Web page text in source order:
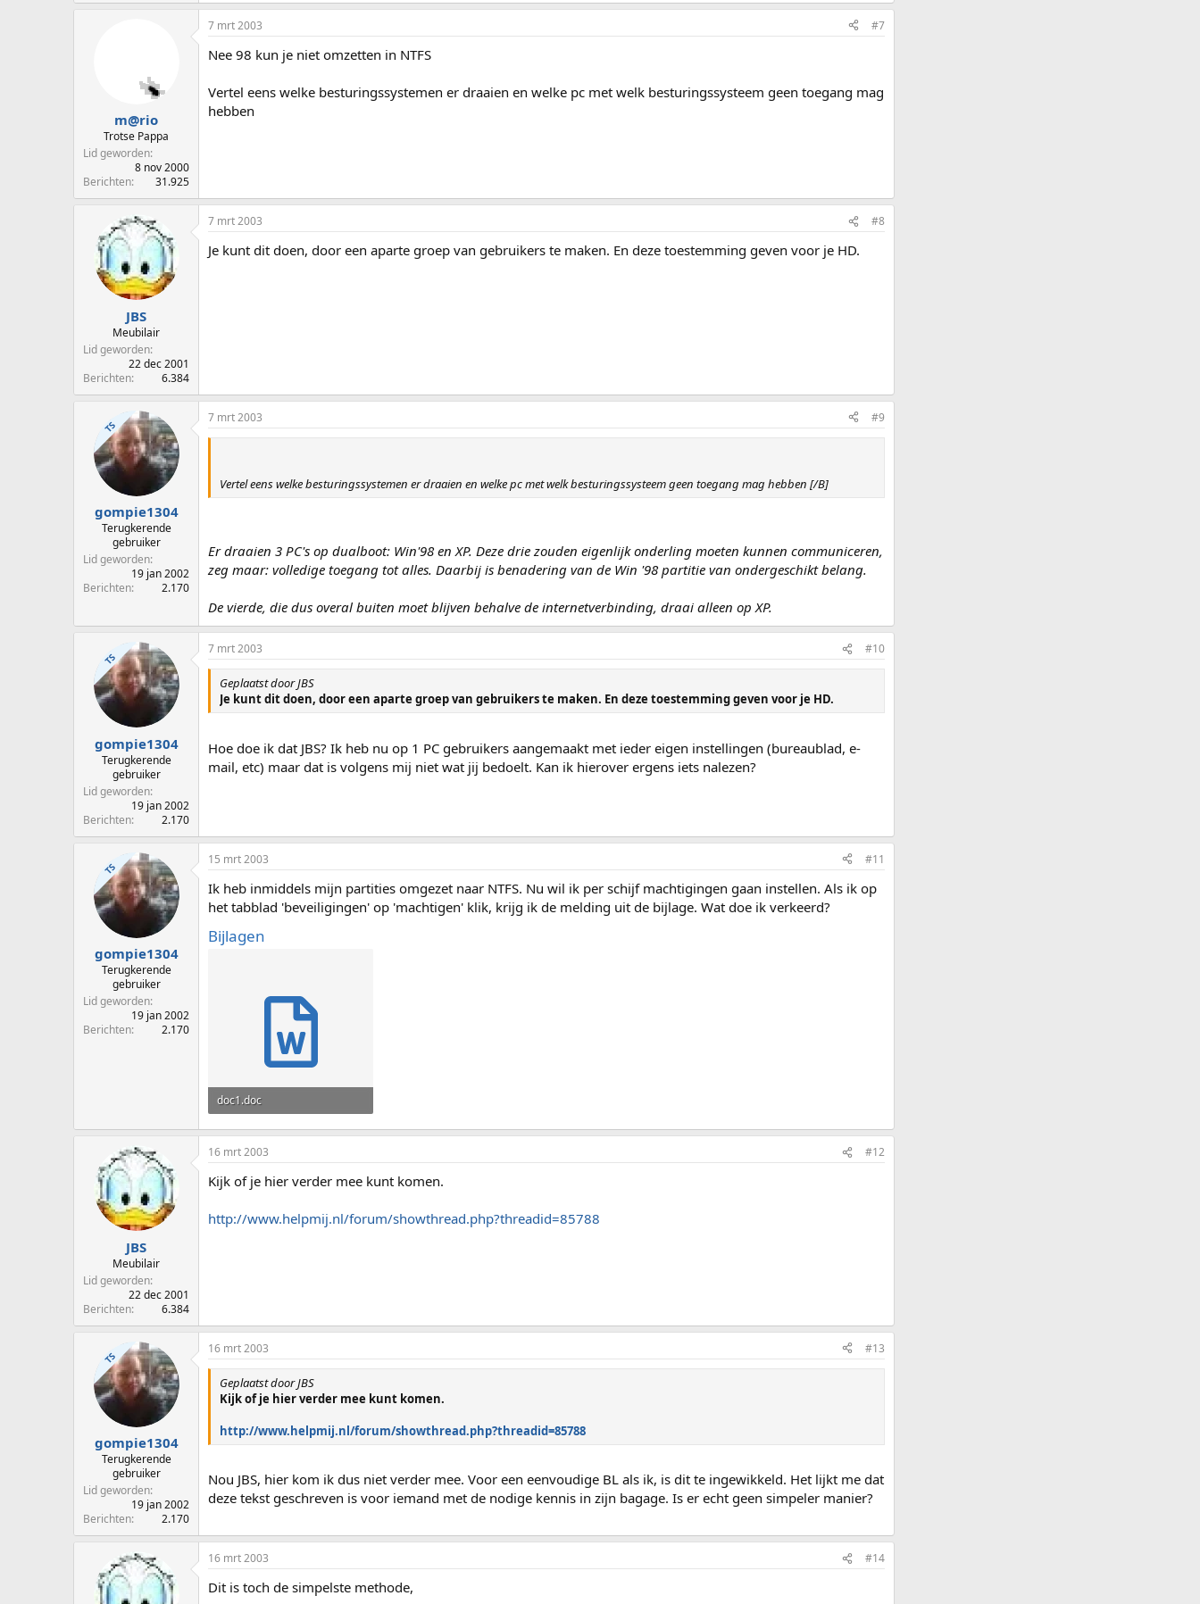
m@rio
Trotse Pappa
Lid geworden
8 nov 2000
Berichten
31.925
7 mrt 2003 #7
Nee 98 kun je niet omzetten in NTFS
Vertel eens welke besturingssystemen er draaien en welke pc met welk besturingssysteem geen toegang mag
hebben
JBS
Meubilair
Lid geworden
22 dec 2001
Berichten
6.384
7 mrt 2003 #8
Je kunt dit doen, door een aparte groep van gebruikers te maken. En deze toestemming geven voor je HD.
TS
gompie1304
Terugkerende
gebruiker
Lid geworden
19 jan 2002
Berichten
2.170
7 mrt 2003 #9
Vertel eens welke besturingssystemen er draaien en welke pc met welk besturingssysteem geen toegang mag hebben [/B]
Er draaien 3 PC's op dualboot: Win'98 en XP. Deze drie zouden eigenlijk onderling moeten kunnen communiceren,
zeg maar: volledige toegang tot alles. Daarbij is benadering van de Win '98 partitie van ondergeschikt belang.
De vierde, die dus overal buiten moet blijven behalve de internetverbinding, draai alleen op XP.
TS
gompie1304
Terugkerende
gebruiker
Lid geworden
19 jan 2002
Berichten
2.170
7 mrt 2003 #10
Geplaatst door JBS
Je kunt dit doen, door een aparte groep van gebruikers te maken. En deze toestemming geven voor je HD.
Hoe doe ik dat JBS? Ik heb nu op 1 PC gebruikers aangemaakt met ieder eigen instellingen (bureaublad, e-
mail, etc) maar dat is volgens mij niet wat jij bedoelt. Kan ik hierover ergens iets nalezen?
TS
gompie1304
Terugkerende
gebruiker
Lid geworden
19 jan 2002
Berichten
2.170
15 mrt 2003 #11
Ik heb inmiddels mijn partities omgezet naar NTFS. Nu wil ik per schijf machtigingen gaan instellen. Als ik op
het tabblad 'beveiligingen' op 'machtigen' klik, krijg ik de melding uit de bijlage. Wat doe ik verkeerd?
Bijlagen
doc1.doc
29,5 KB · Weergaven: 20
JBS
Meubilair
Lid geworden
22 dec 2001
Berichten
6.384
16 mrt 2003 #12
Kijk of je hier verder mee kunt komen.
http://www.helpmij.nl/forum/showthread.php?threadid=85788
TS
gompie1304
Terugkerende
gebruiker
Lid geworden
19 jan 2002
Berichten
2.170
16 mrt 2003 #13
Geplaatst door JBS
Kijk of je hier verder mee kunt komen.
http://www.helpmij.nl/forum/showthread.php?threadid=85788
Nou JBS, hier kom ik dus niet verder mee. Voor een eenvoudige BL als ik, is dit te ingewikkeld. Het lijkt me dat
deze tekst geschreven is voor iemand met de nodige kennis in zijn bagage. Is er echt geen simpeler manier?
16 mrt 2003 #14
Dit is toch de simpelste methode,